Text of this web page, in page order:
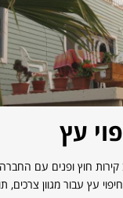
עץ
קירות חוץ ופנים עם
עץ עבור מגוון צרכים,